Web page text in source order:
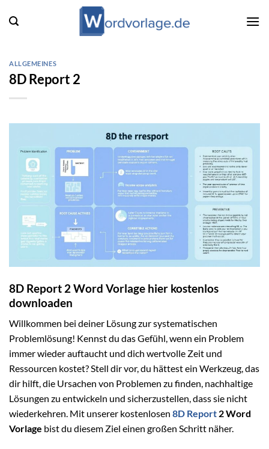
Inhalt
ALLGEMEINES
8D Report 2
8D Report 2 Word Vorlage hier kostenlos
downloaden
Willkommen bei deiner Lösung zur systematischen
Problemlösung! Kennst du das Gefühl, wenn ein Problem
immer wieder auftaucht und dich wertvolle Zeit und
Ressourcen kostet? Stell dir vor, du hättest ein Werkzeug, das
dir hilft, die Ursachen von Problemen zu finden, nachhaltige
Lösungen zu entwickeln und sicherzustellen, dass sie nicht
wiederkehren. Mit unserer kostenlosen 8D Report 2 Word
Vorlage bist du diesem Ziel einen großen Schritt näher.